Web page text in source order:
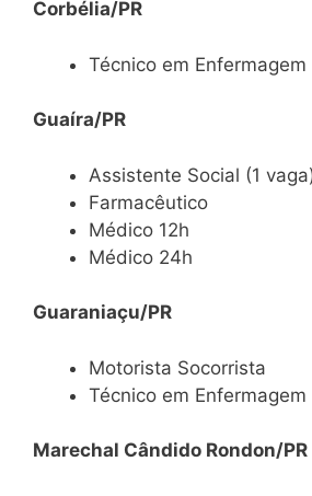
Corbélia/PR
Técnico em Enfermagem
Guaíra/PR
Assistente Social (1
Farmacêutico
Médico 12h
Médico 24h
Guaraniaçu/PR
Motorista Socorrista
Técnico em Enfermagem
Marechal Cândido Rondon/PR